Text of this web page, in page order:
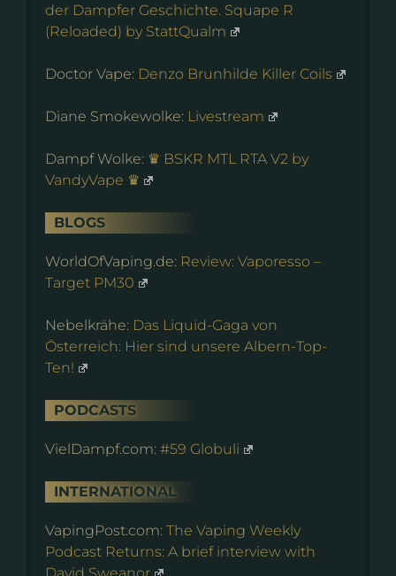
der Dampfer Geschichte. Squape R
(Reloaded) by StattQualm
Doctor Vape: Denzo Brunhilde Killer Coils
Diane Smokewolke: Livestream
Dampf Wolke: ♛ BSKR MTL RTA V2 by
VandyVape ♛
BLOGS
WorldOfVaping.de: Review: Vaporesso –
Target PM30
Nebelkrähe: Das Liquid-Gaga von
Österreich: Hier sind unsere Albern-Top-
Ten!
PODCASTS
VielDampf.com: #59 Globuli
INTERNATIONAL
VapingPost.com: The Vaping Weekly
Podcast Returns: A brief interview with